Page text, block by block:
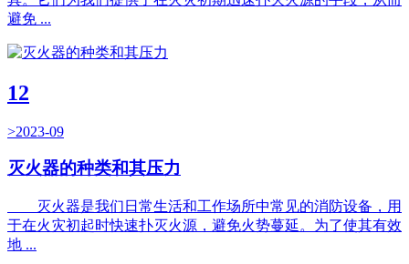
避免 ...
12
>2023-09
灭火器的种类和其压力
灭火器是我们日常生活和工作场所中常见的消防设备，用
于在火灾初起时快速扑灭火源，避免火势蔓延。为了使其有效
地 ...